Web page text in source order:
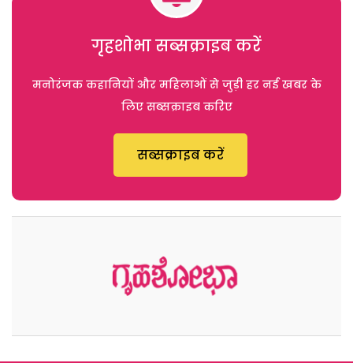
गृहशोभा सब्सक्राइब करें
मनोरंजक कहानियों और महिलाओं से जुड़ी हर नई खबर के
लिए सब्सक्राइब करिए
सब्सक्राइब करें